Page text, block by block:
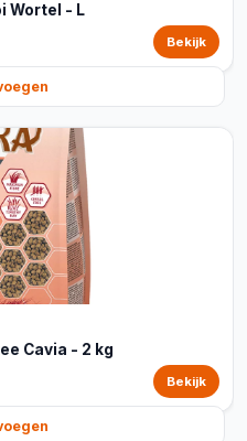
Wortel - L
Bekijk
Cavia - 2 kg
Bekijk